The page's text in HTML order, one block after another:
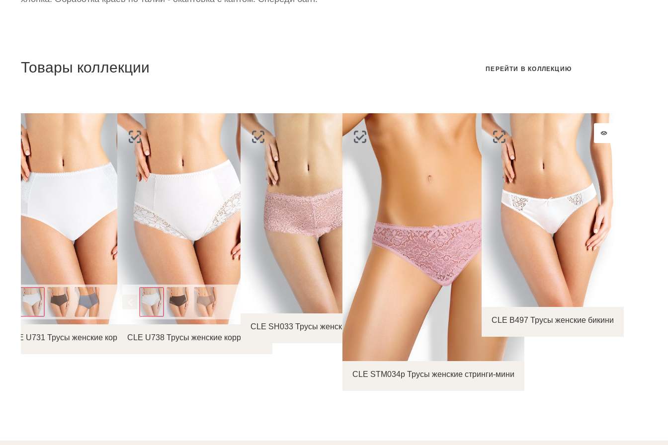
Товары коллекции
CLE U731 Трусы женские коррекцияCLE U738 Трусы женские коррекция
CLE SH033 Трусы женские шорты
CLE STM034р Трусы женские стринги-мини
CLE B497 Трусы женские бикини
ПЕРЕЙТИ В КОЛЛЕКЦИЮ